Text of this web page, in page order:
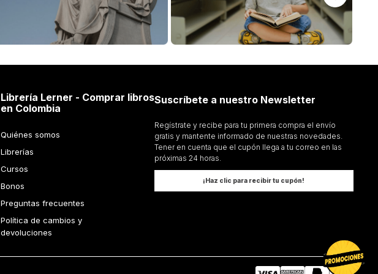
Librería Lerner - Comprar libros
en Colombia
Quiénes somos
Librerías
Cursos
Bonos
Preguntas frecuentes
Política de cambios y
devoluciones
Suscríbete a nuestro Newsletter
Regístrate y recibe para tu primera compra el envío
gratis y mantente informado de nuestras novedades.
Tener en cuenta que el cupón llega a tu correo en las
próximas 24 horas.
¡Haz clic para recibir tu cupón!